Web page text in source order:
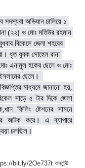
(২২) ও মোঃ মতিউর রহমান
বিকেলে জেলা শহরের
এনামুল হকের ছেলে ও মোঃ
ছেলে।
ফিলিং ষ্টেশনের সামনে
আটক করে। এ ব্যাপারে
চলছিল।
bit.ly/2Oe737t কনটেন্ট